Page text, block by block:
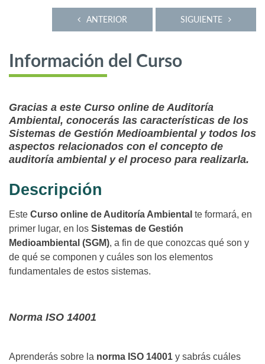
SIGUIENTE
ANTERIOR
Información del Curso
Gracias a este Curso online de Auditoría
Ambiental, conocerás las características de los
Sistemas de Gestión Medioambiental y todos los
aspectos relacionados con el concepto de
auditoría ambiental y el proceso para realizarla.
Descripción
Este Curso online de Auditoría Ambiental te formará, en
primer lugar, en los Sistemas de Gestión
Medioambiental (SGM), a fin de que conozcas qué son y
de qué se componen y cuáles son los elementos
fundamentales de estos sistemas.
Norma ISO 14001
Aprenderás sobre la norma ISO 14001 y sabrás cuáles